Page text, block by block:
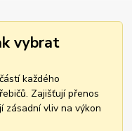
vybrat
každého
Zajišťují přenos
zásadní vliv na výkon